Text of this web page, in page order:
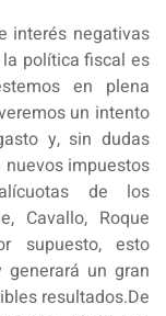
interés negativas
política fiscal es
en plena
un intento
y, sin dudas
impuestos
de los
Cavallo, Roque
supuesto, esto
un gran
resultados.De